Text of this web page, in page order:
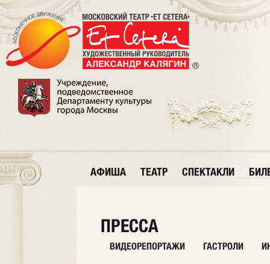
АФИША ТЕАТР СПЕКТАКЛИ
ПРЕССА
ВИДЕОРЕПОРТАЖИ ГАСТРОЛИ